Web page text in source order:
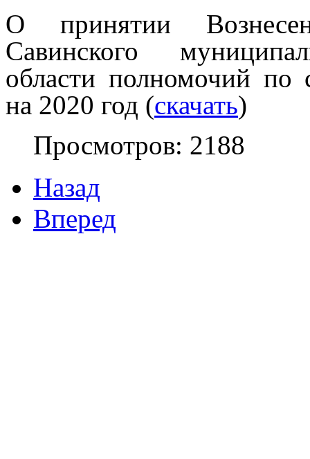
О принятии
Савинского
области полномочий по
на 2020 год (скачать)
Просмотров: 2188
Назад
Вперед